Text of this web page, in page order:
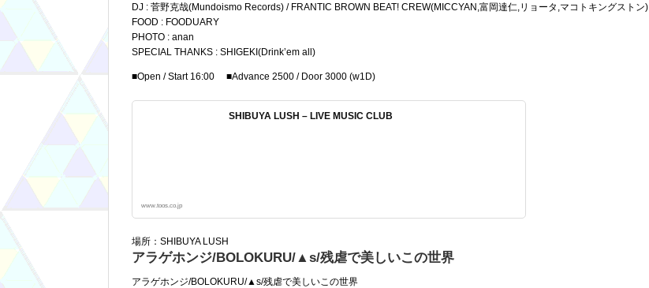
DJ : 菅野克哉(Mundoismo Records) / FRANTIC BROWN BEAT! CREW(MICCYAN,富岡達仁,リョータ,マコトキングストン)
FOOD : FOODUARY
PHOTO : anan
SPECIAL THANKS : SHIGEKI(Drink’em all)
■Open / Start 16:00 ■Advance 2500 / Door 3000 (w1D)
SHIBUYA LUSH – LIVE MUSIC CLUB
www.toos.co.jp
場所：SHIBUYA LUSH
アラゲホンジ/BOLOKURU/▲s/残虐で美しいこの世界
アラゲホンジ/BOLOKURU/▲s/残虐で美しいこの世界